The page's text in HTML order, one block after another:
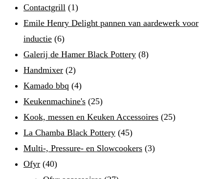
Contactgrill (1)
Emile Henry Delight pannen van aardewerk voor
inductie (6)
Galerij de Hamer Black Pottery (8)
Handmixer (2)
Kamado bbq (4)
Keukenmachine's (25)
Kook, messen en Keuken Accessoires (25)
La Chamba Black Pottery (45)
Multi-, Pressure- en Slowcookers (3)
Ofyr (40)